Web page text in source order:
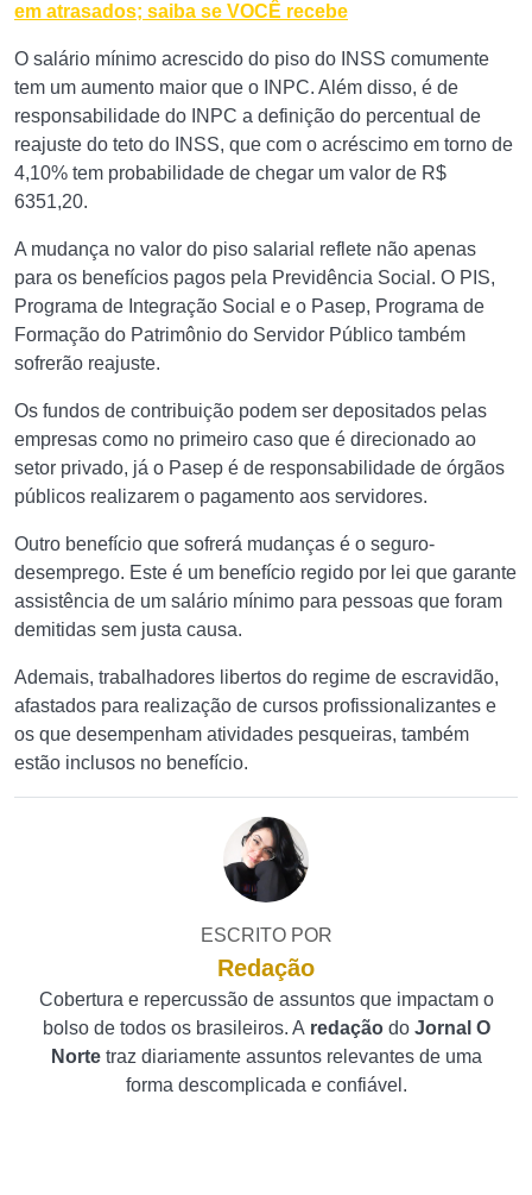
em atrasados; saiba se VOCÊ recebe
O salário mínimo acrescido do piso do INSS comumente
tem um aumento maior que o INPC. Além disso, é de
responsabilidade do INPC a definição do percentual de
reajuste do teto do INSS, que com o acréscimo em torno de
4,10% tem probabilidade de chegar um valor de R$
6351,20.
A mudança no valor do piso salarial reflete não apenas
para os benefícios pagos pela Previdência Social. O PIS,
Programa de Integração Social e o Pasep, Programa de
Formação do Patrimônio do Servidor Público também
sofrerão reajuste.
Os fundos de contribuição podem ser depositados pelas
empresas como no primeiro caso que é direcionado ao
setor privado, já o Pasep é de responsabilidade de órgãos
públicos realizarem o pagamento aos servidores.
Outro benefício que sofrerá mudanças é o seguro-
desemprego. Este é um benefício regido por lei que garante
assistência de um salário mínimo para pessoas que foram
demitidas sem justa causa.
Ademais, trabalhadores libertos do regime de escravidão,
afastados para realização de cursos profissionalizantes e
os que desempenham atividades pesqueiras, também
estão inclusos no benefício.
ESCRITO POR
Redação
Cobertura e repercussão de assuntos que impactam o
bolso de todos os brasileiros. A redação do Jornal O
Norte traz diariamente assuntos relevantes de uma
forma descomplicada e confiável.